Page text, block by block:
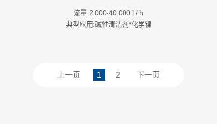
流量:2.000-40.000 l / h
典型应用:碱性清洁剂*化学镍
上一页 1 2 下一页